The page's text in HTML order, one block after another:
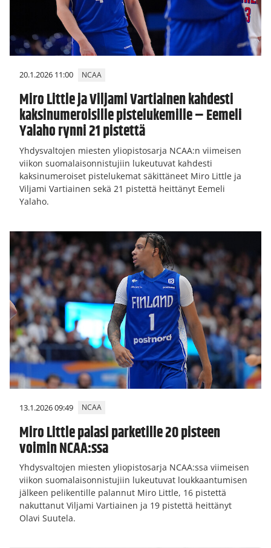
20.1.2026 11:00 NCAA
Miro Little ja Viljami Vartiainen kahdesti
kaksinumeroisille pistelukemille – Eemeli
Yalaho rynni 21 pistettä
Yhdysvaltojen miesten yliopistosarja NCAA:n viimeisen
viikon suomalaisonnistujiin lukeutuvat kahdesti
kaksinumeroiset pistelukemat säkittäneet Miro Little ja
Viljami Vartiainen sekä 21 pistettä heittänyt Eemeli
Yalaho.
13.1.2026 09:49 NCAA
Miro Little palasi parketille 20 pisteen
voimin NCAA:ssa
Yhdysvaltojen miesten yliopistosarja NCAA:ssa viimeisen
viikon suomalaisonnistujiin lukeutuvat loukkaantumisen
jälkeen pelikentille palannut Miro Little, 16 pistettä
nakuttanut Viljami Vartiainen ja 19 pistettä heittänyt
Olavi Suutela.